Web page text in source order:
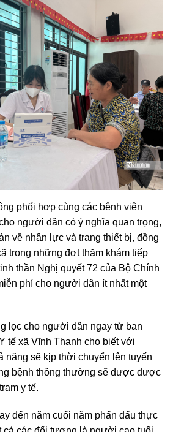
phối hợp cùng các bệnh viện
người dân có ý nghĩa quan trọng,
về nhân lực và trang thiết bị, đồng
trong những đợt thăm khám tiếp
thần Nghị quyết 72 của Bộ Chính
phí cho người dân ít nhất một
lọc cho người dân ngay từ ban
tế xã Vĩnh Thanh cho biết với
năng sẽ kịp thời chuyển lên tuyến
bệnh thông thường sẽ được được
y tế.
đến năm cuối năm phấn đấu thực